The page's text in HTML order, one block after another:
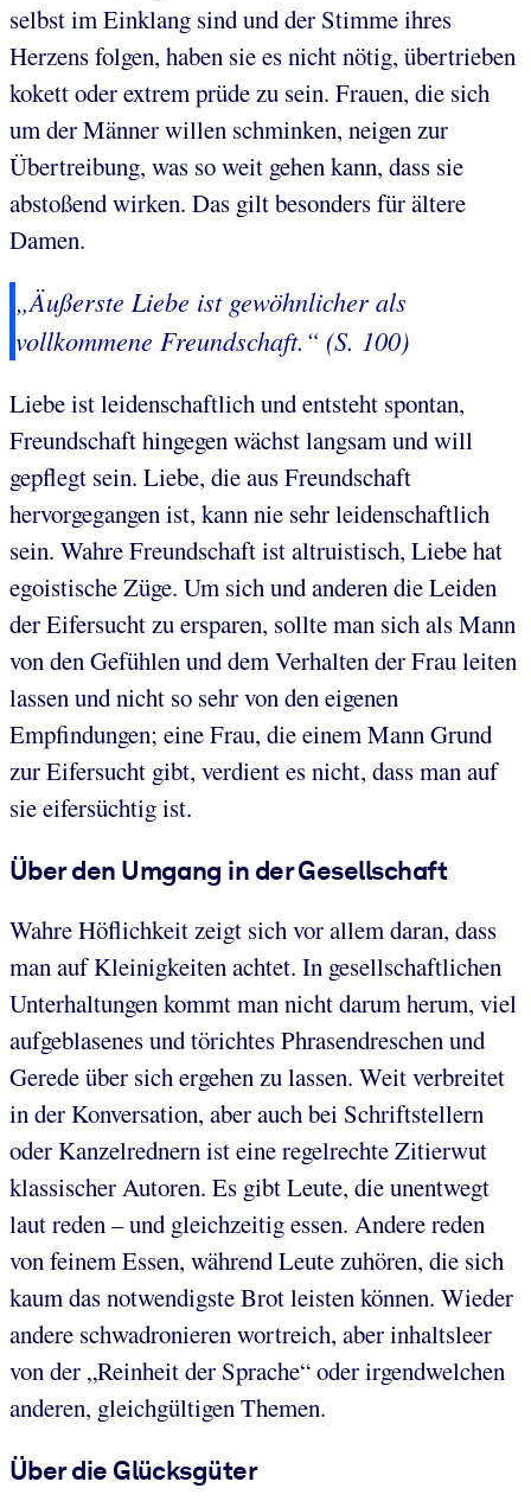
selbst im Einklang sind und der Stimme ihres
Herzens folgen, haben sie es nicht nötig, übertrieben
kokett oder extrem prüde zu sein. Frauen, die sich
um der Männer willen schminken, neigen zur
Übertreibung, was so weit gehen kann, dass sie
abstoßend wirken. Das gilt besonders für ältere
Damen.
„Äußerste Liebe ist gewöhnlicher als
vollkommene Freundschaft.“ (S. 100)
Liebe ist leidenschaftlich und entsteht spontan,
Freundschaft hingegen wächst langsam und will
gepflegt sein. Liebe, die aus Freundschaft
hervorgegangen ist, kann nie sehr leidenschaftlich
sein. Wahre Freundschaft ist altruistisch, Liebe hat
egoistische Züge. Um sich und anderen die Leiden
der Eifersucht zu ersparen, sollte man sich als Mann
von den Gefühlen und dem Verhalten der Frau leiten
lassen und nicht so sehr von den eigenen
Empfindungen; eine Frau, die einem Mann Grund
zur Eifersucht gibt, verdient es nicht, dass man auf
sie eifersüchtig ist.
Über den Umgang in der Gesellschaft
Wahre Höflichkeit zeigt sich vor allem daran, dass
man auf Kleinigkeiten achtet. In gesellschaftlichen
Unterhaltungen kommt man nicht darum herum, viel
aufgeblasenes und törichtes Phrasendreschen und
Gerede über sich ergehen zu lassen. Weit verbreitet
in der Konversation, aber auch bei Schriftstellern
oder Kanzelrednern ist eine regelrechte Zitierwut
klassischer Autoren. Es gibt Leute, die unentwegt
laut reden – und gleichzeitig essen. Andere reden
von feinem Essen, während Leute zuhören, die sich
kaum das notwendigste Brot leisten können. Wieder
andere schwadronieren wortreich, aber inhaltsleer
von der „Reinheit der Sprache“ oder irgendwelchen
anderen, gleichgültigen Themen.
Über die Glücksgüter